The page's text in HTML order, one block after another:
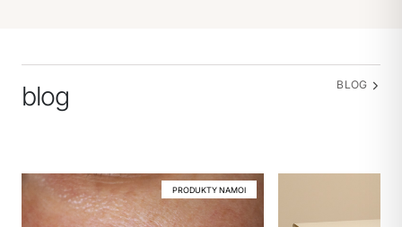
blog BLOG
PRODUKTY NAMOI